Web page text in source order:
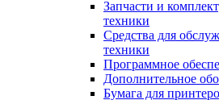
Запчасти и
техники
Средства для
техники
Программное
Дополнительное
Бумага для